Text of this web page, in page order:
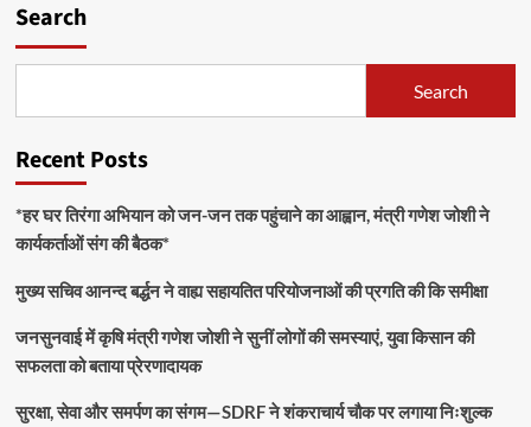
Search
Search
Recent Posts
*हर घर तिरंगा अभियान को जन-जन तक पहुंचाने का आह्वान, मंत्री गणेश जोशी ने
कार्यकर्ताओं संग की बैठक*
मुख्य सचिव आनन्द बर्द्धन ने वाह्य सहायतित परियोजनाओं की प्रगति की कि समीक्षा
जनसुनवाई में कृषि मंत्री गणेश जोशी ने सुनीं लोगों की समस्याएं, युवा किसान की
सफलता को बताया प्रेरणादायक
सुरक्षा, सेवा और समर्पण का संगम—SDRF ने शंकराचार्य चौक पर लगाया निःशुल्क